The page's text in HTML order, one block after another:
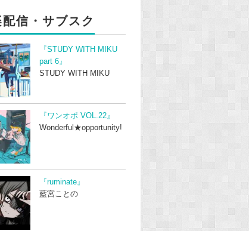
信・サブスク
『STUDY WITH MIKU
part 6』
STUDY WITH MIKU
『ワンオポ VOL.22』
Wonderful★opportunity!
『ruminate』
藍宮ことの